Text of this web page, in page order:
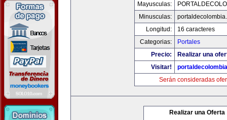
Mayusculas:
Minusculas:
Longitud:
16 caracteres
Categorias:
Portales
Precio:
Realizar una
Visitar!
Serán consideradas
Realizar una Oferta